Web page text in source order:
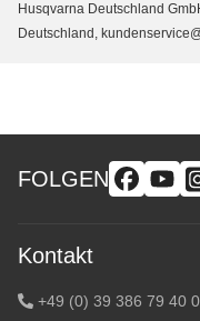
Husqvarna Deutschland
Deutschland,
FOLGEN
Kontakt
+49 (0) 39 386 79 40 0